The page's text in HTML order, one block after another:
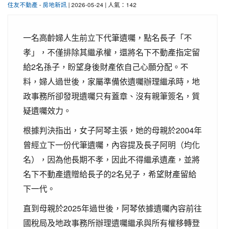
住友不動產 - 房地新訊 | 2026-05-24 | 人氣：142
一名高齡婦人生前立下代筆遺囑，點名長子「不
孝」，不僅排除其繼承權，還將名下不動產指定留
給2名孫子，盼望身後財產依自己心願分配。不
料，婦人過世後，家屬準備依遺囑辦理繼承時，地
政事務所卻發現遺囑只有蓋章、沒有親筆簽名，質
疑遺囑效力。
根據判決指出，女子阿琴主張，她的母親於2004年
曾經立下一份代筆遺囑，內容提及長子阿明（均化
名），因為他長期不孝，因此不得繼承遺產，並將
名下不動產遺贈給長子的2名兒子，希望財產留給
下一代。
直到母親於2025年過世後，阿琴依據遺囑內容前往
國稅局及地政事務所辦理遺囑繼承與所有權移轉登